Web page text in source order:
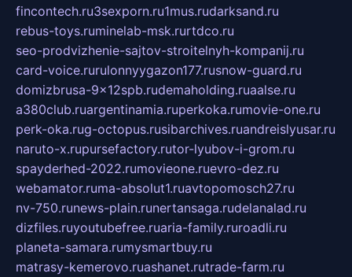
fincontech.ru3sexporn.ru1mus.rudarksand.ru
rebus-toys.ruminelab-msk.rurtdco.ru
seo-prodvizhenie-sajtov-stroitelnyh-kompanij.ru
card-voice.rurulonnyygazon177.rusnow-guard.ru
domizbrusa-9x12spb.rudemaholding.ruaalse.ru
a380club.ruargentinamia.ruperkoka.rumovie-one.ru
perk-oka.rug-octopus.rusibarchives.ruandreislyusar.ru
naruto-x.rupursefactory.rutor-lyubov-i-grom.ru
spayderhed-2022.rumovieone.ruevro-dez.ru
webamator.ruma-absolut1.ruavtopomosch27.ru
nv-750.runews-plain.runertansaga.rudelanalad.ru
dizfiles.ruyoutubefree.ruaria-family.ruroadli.ru
planeta-samara.rumysmartbuy.ru
matrasy-kemerovo.ruashanet.rutrade-farm.ru